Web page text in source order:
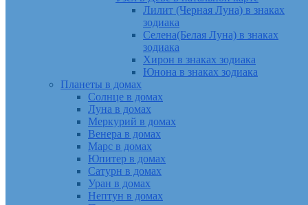
Лилит (Черная Луна) в знаках
зодиака
Селена(Белая Луна) в знаках
зодиака
Хирон в знаках зодиака
Юнона в знаках зодиака
Планеты в домах
Солнце в домах
Луна в домах
Меркурий в домах
Венера в домах
Марс в домах
Юпитер в домах
Сатурн в домах
Уран в домах
Нептун в домах